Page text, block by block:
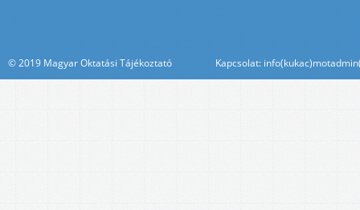
© 2019 Magyar Oktatási Tájékoztató Kapcsolat: